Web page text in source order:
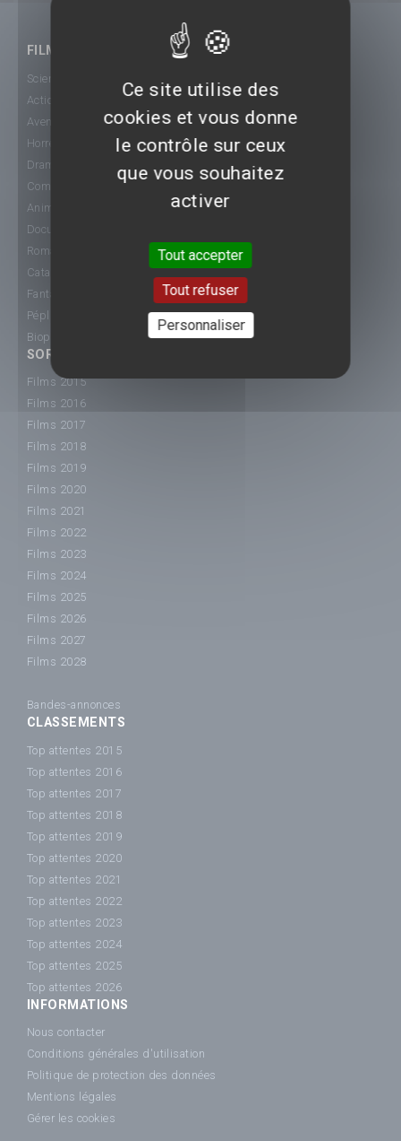
FILMS
Science-Fiction
Action
Aventure
Horreur
Drame
Comédie
Animation
Documentaire
Romance
Catastrophe
Fantastique
Péplum
Biopic
SORTIE CINÉ
Films 2015
Films 2016
Films 2017
Films 2018
Films 2019
Films 2020
Films 2021
Films 2022
Films 2023
Films 2024
Films 2025
Films 2026
Films 2027
Films 2028
Bandes-annonces
CLASSEMENTS
Top attentes 2015
Top attentes 2016
Top attentes 2017
Top attentes 2018
Top attentes 2019
Top attentes 2020
Top attentes 2021
Top attentes 2022
Top attentes 2023
Top attentes 2024
Top attentes 2025
Top attentes 2026
INFORMATIONS
Nous contacter
Conditions générales d'utilisation
Politique de protection des données
Mentions légales
Gérer les cookies
Ce site utilise des
cookies et vous donne
le contrôle sur ceux
que vous souhaitez
activer
Tout accepter
Tout refuser
Personnaliser